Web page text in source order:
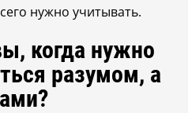
нужно учитывать.
когда нужно
разумом, а